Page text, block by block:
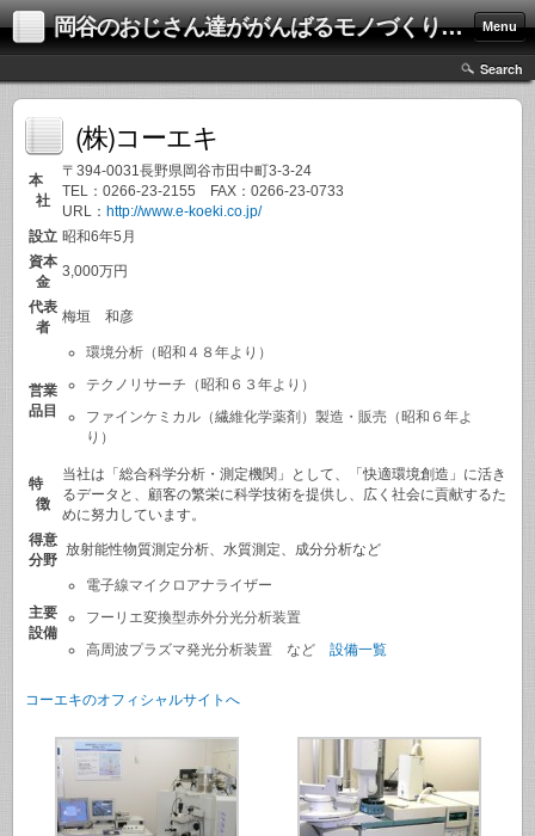
岡谷のおじさん達ががんばるモノづくり集団、ネクスト Menu
Search
(株)コーエキ
本
社
〒394-0031長野県岡谷市田中町3-3-24
TEL：0266-23-2155 FAX：0266-23-0733
URL： http://www.e-koeki.co.jp/
設立 昭和6年5月
資本
金
3,000万円
代表
者
梅垣 和彦
営業
品目
環境分析（昭和４８年より）
テクノリサーチ（昭和６３年より）
ファインケミカル（繊維化学薬剤）製造・販売（昭和６年よ
り）
特
徴
当社は「総合科学分析・測定機関」として、「快適環境創造」に活き
るデータと、顧客の繁栄に科学技術を提供し、広く社会に貢献するた
めに努力しています。
得意
分野
放射能性物質測定分析、水質測定、成分分析など
主要
設備
電子線マイクロアナライザー
フーリエ変換型赤外分光分析装置
高周波プラズマ発光分析装置 など 設備一覧
コーエキのオフィシャルサイトへ